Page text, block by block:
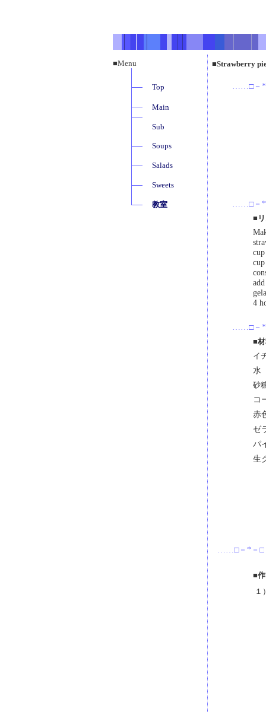
■Menu
Top
Main
Sub
Soups
Salads
Sweets
教室
■Strawberry
……□－
……□－
■
4
……□－
■
イ
水
砂
コ
赤
ゼ
パ
生
……□－*－□
■
１